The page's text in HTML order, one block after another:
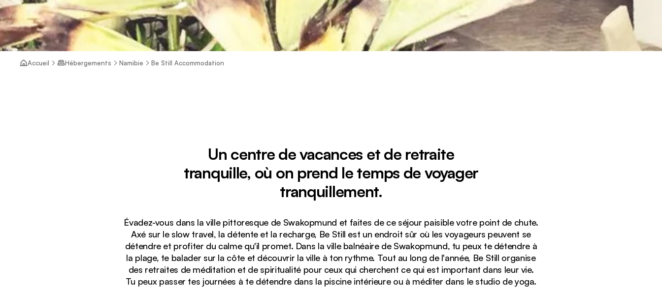
Accueil Hébergements Namibie Be Still Accommodation
Un centre de vacances et de retraite
tranquille, où on prend le temps de voyager
tranquillement.
Évadez-vous dans la ville pittoresque de Swakopmund et faites de ce séjour paisible votre point de chute.
Axé sur le slow travel, la détente et la recharge, Be Still est un endroit sûr où les voyageurs peuvent se
détendre et profiter du calme qu'il promet. Dans la ville balnéaire de Swakopmund, tu peux te détendre à
la plage, te balader sur la côte et découvrir la ville à ton rythme. Tout au long de l'année, Be Still organise
des retraites de méditation et de spiritualité pour ceux qui cherchent ce qui est important dans leur vie.
Tu peux passer tes journées à te détendre dans la piscine intérieure ou à méditer dans le studio de yoga.